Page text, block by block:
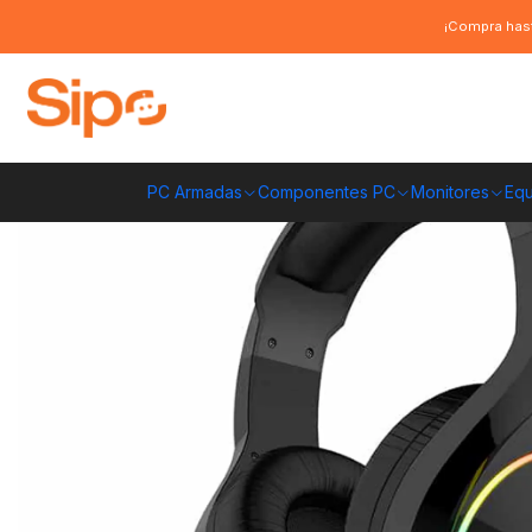
PC Armadas Componentes PC Monitores
¡Compra
Audífono gamer